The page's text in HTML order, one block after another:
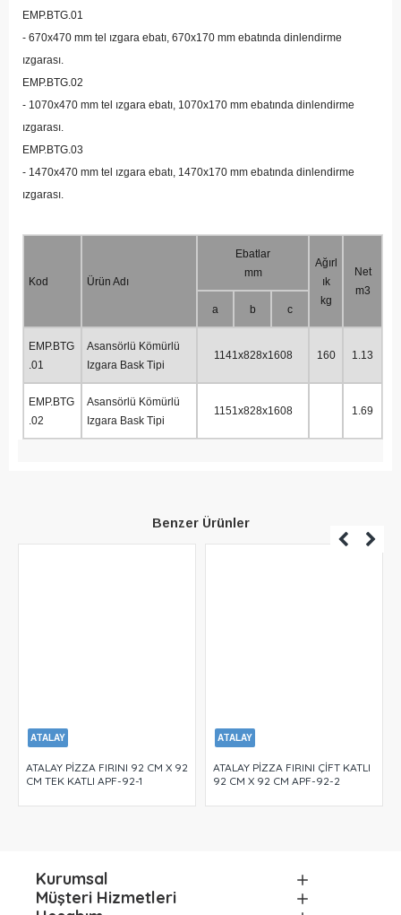
EMP.BTG.01
- 670x470 mm tel ızgara ebatı, 670x170 mm ebatında dinlendirme
ızgarası.
EMP.BTG.02
- 1070x470 mm tel ızgara ebatı, 1070x170 mm ebatında dinlendirme
ızgarası.
EMP.BTG.03
- 1470x470 mm tel ızgara ebatı, 1470x170 mm ebatında dinlendirme
ızgarası.
Kod Ürün Adı
Ebatlar
mm
Ağırl
ık
kg
Net
m3
a
b c
EMP.BTG
.01
Asansörlü Kömürlü
Izgara Bask Tipi
1141x828x1608 160 1.13
EMP.BTG
.02
Asansörlü Kömürlü
Izgara Bask Tipi
1151x828x1608 1.69
Benzer Ürünler
ATALAY
ATALAY PİZZA FIRINI 92 CM X 92
CM TEK KATLI APF-92-1
ATALAY
ATALAY PİZZA FIRINI ÇİFT KATLI
92 CM X 92 CM APF-92-2
Kurumsal
Müşteri Hizmetleri